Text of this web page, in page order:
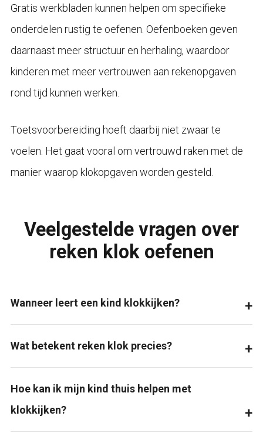
Gratis werkbladen kunnen helpen om specifieke
onderdelen rustig te oefenen. Oefenboeken geven
daarnaast meer structuur en herhaling, waardoor
kinderen met meer vertrouwen aan rekenopgaven
rond tijd kunnen werken.
Toetsvoorbereiding hoeft daarbij niet zwaar te
voelen. Het gaat vooral om vertrouwd raken met de
manier waarop klokopgaven worden gesteld.
Veelgestelde vragen over
reken klok oefenen
Wanneer leert een kind klokkijken?
Wat betekent reken klok precies?
Hoe kan ik mijn kind thuis helpen met
klokkijken?